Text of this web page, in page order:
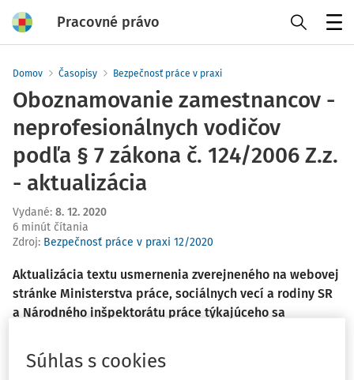
Pracovné právo
Domov Časopisy Bezpečnosť práce v praxi
Oboznamovanie zamestnancov -
neprofesionálnych vodičov
podľa § 7 zákona č. 124/2006 Z.z.
- aktualizácia
Vydané: 8. 12. 2020
6 minút čítania
Zdroj: Bezpečnosť práce v praxi 12/2020
Aktualizácia textu usmernenia zverejneného na webovej
stránke Ministerstva práce, sociálnych vecí a rodiny SR
a Národného inšpektorátu práce týkajúceho sa
predpismi na zaistenie BOZP a absolvovania skúšobnej
jazdy zamestnanca pred pridelením firemného vozidla v
Súhlas s cookies